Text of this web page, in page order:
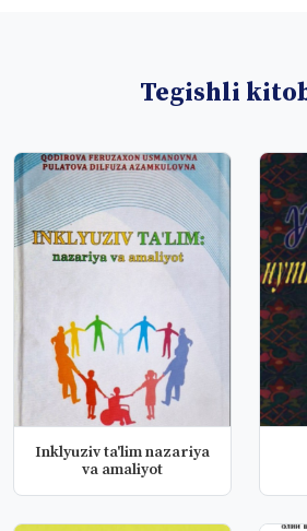
Tegishli
Inklyuziv ta'lim nazariya
va amaliyot